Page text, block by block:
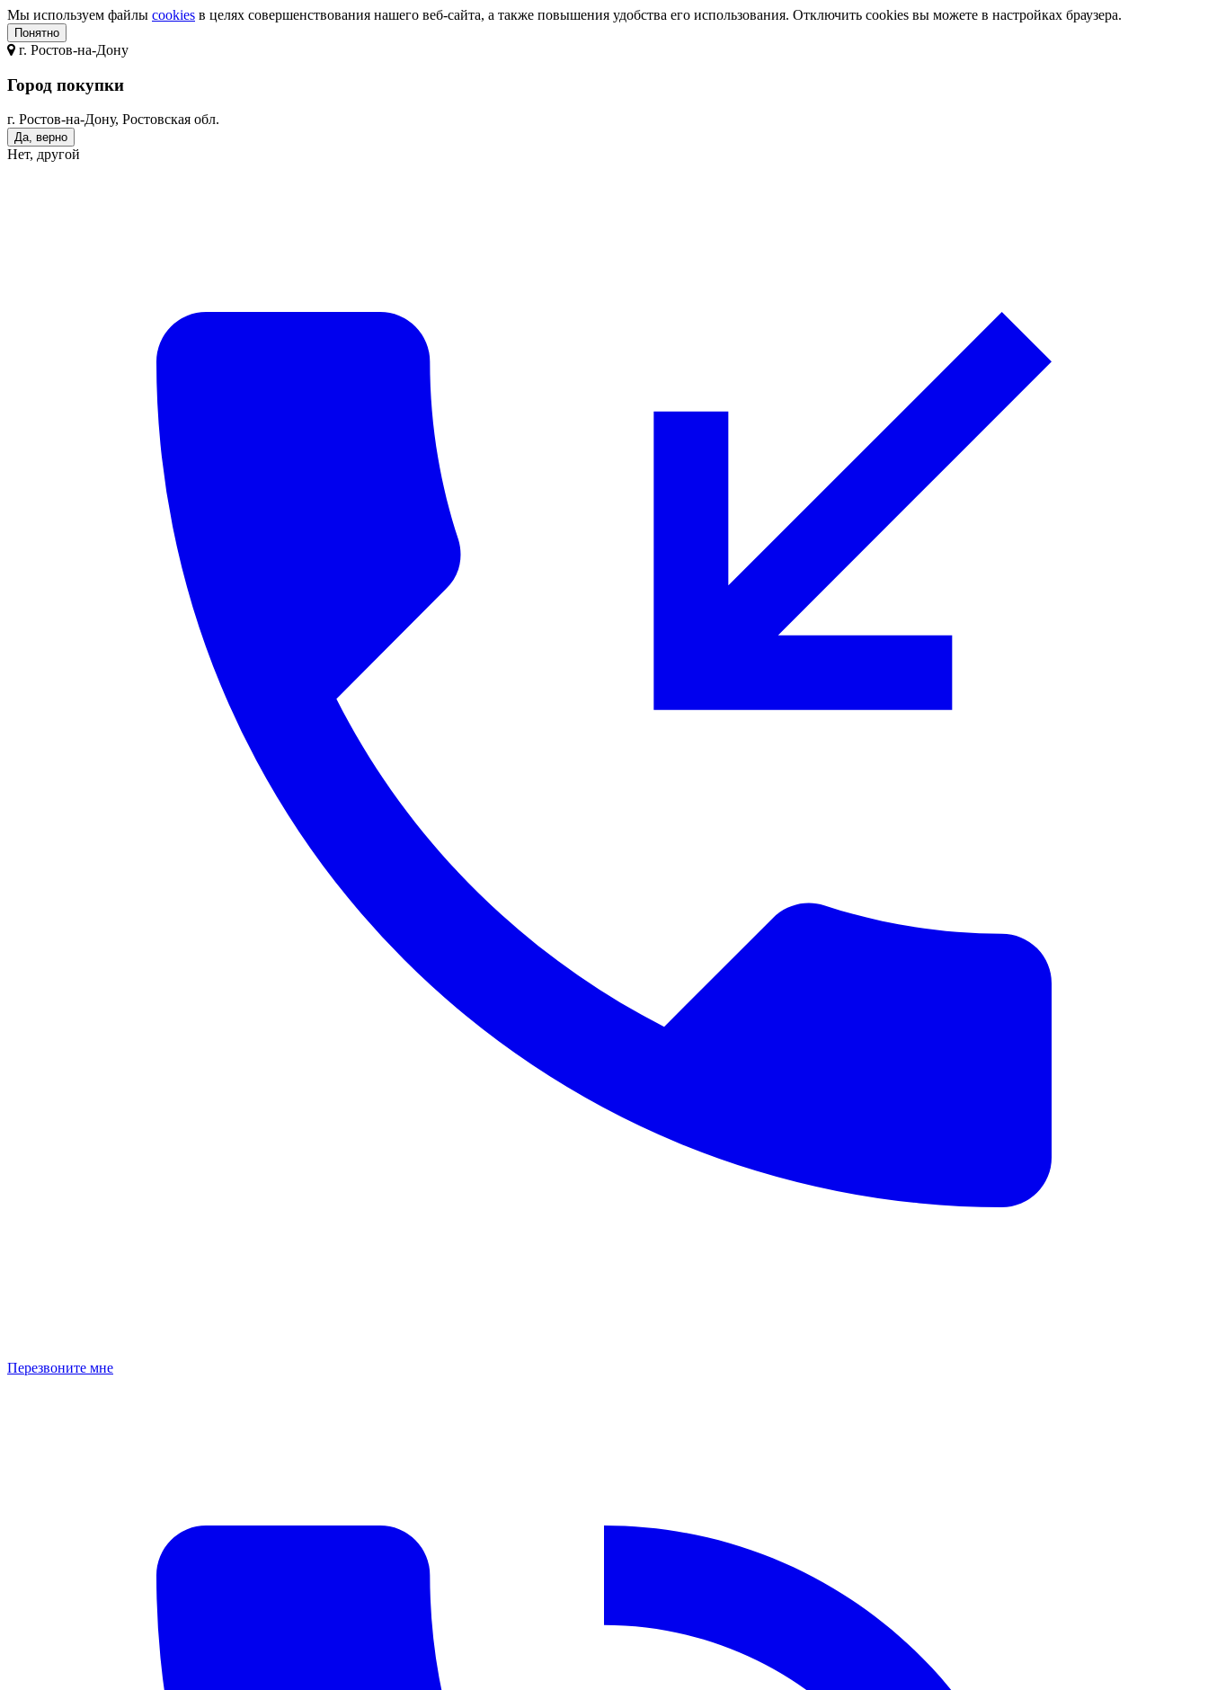
Мы используем файлы cookies в целях совершенствования нашего веб-сайта, а также повышения удобства его использования. Отключить cookies вы можете в настройках браузера.
Понятно
г. Ростов-на-Дону
Город покупки
г. Ростов-на-Дону, Ростовская обл.
Да, верно
Нет, другой
Перезвоните мне